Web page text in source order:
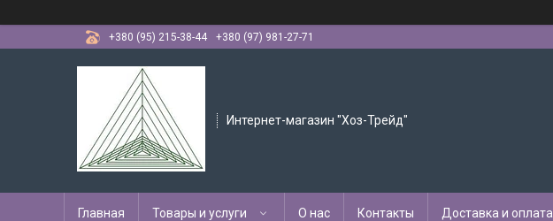
+380 (95) 215-38-44
+380 (97) 981-27-71
Интернет-магазин "Хоз-Трейд"
Главная Товары и услуги О нас Контакты Доставка и оплата